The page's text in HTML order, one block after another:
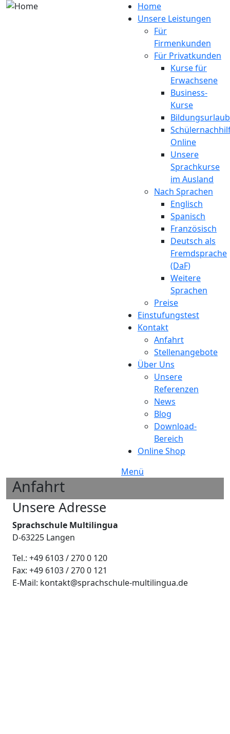
Direkt zum Inhalt
Home
Unsere Leistungen
Für
Firmenkunden
Für Privatkunden
Kurse für
Erwachsene
Business-
Kurse
Bildungsurlaub
Online
Unsere
Sprachkurse
im Ausland
Nach Sprachen
Englisch
Spanisch
Französisch
Deutsch als
Fremdsprache
(DaF)
Weitere
Sprachen
Preise
Einstufungstest
Kontakt
Anfahrt
Stellenangebote
Über Uns
Unsere
Referenzen
News
Blog
Download-
Bereich
Online Shop
Menü
Bild
Anfahrt
H2 Subtitle
Unsere Adresse
Sprachschule Multilingua
D-63225 Langen
Tel.: +49 6103 / 270 0 120
Fax: +49 6103 / 270 0 121
E-Mail: kontakt@sprachschule-multilingua.de